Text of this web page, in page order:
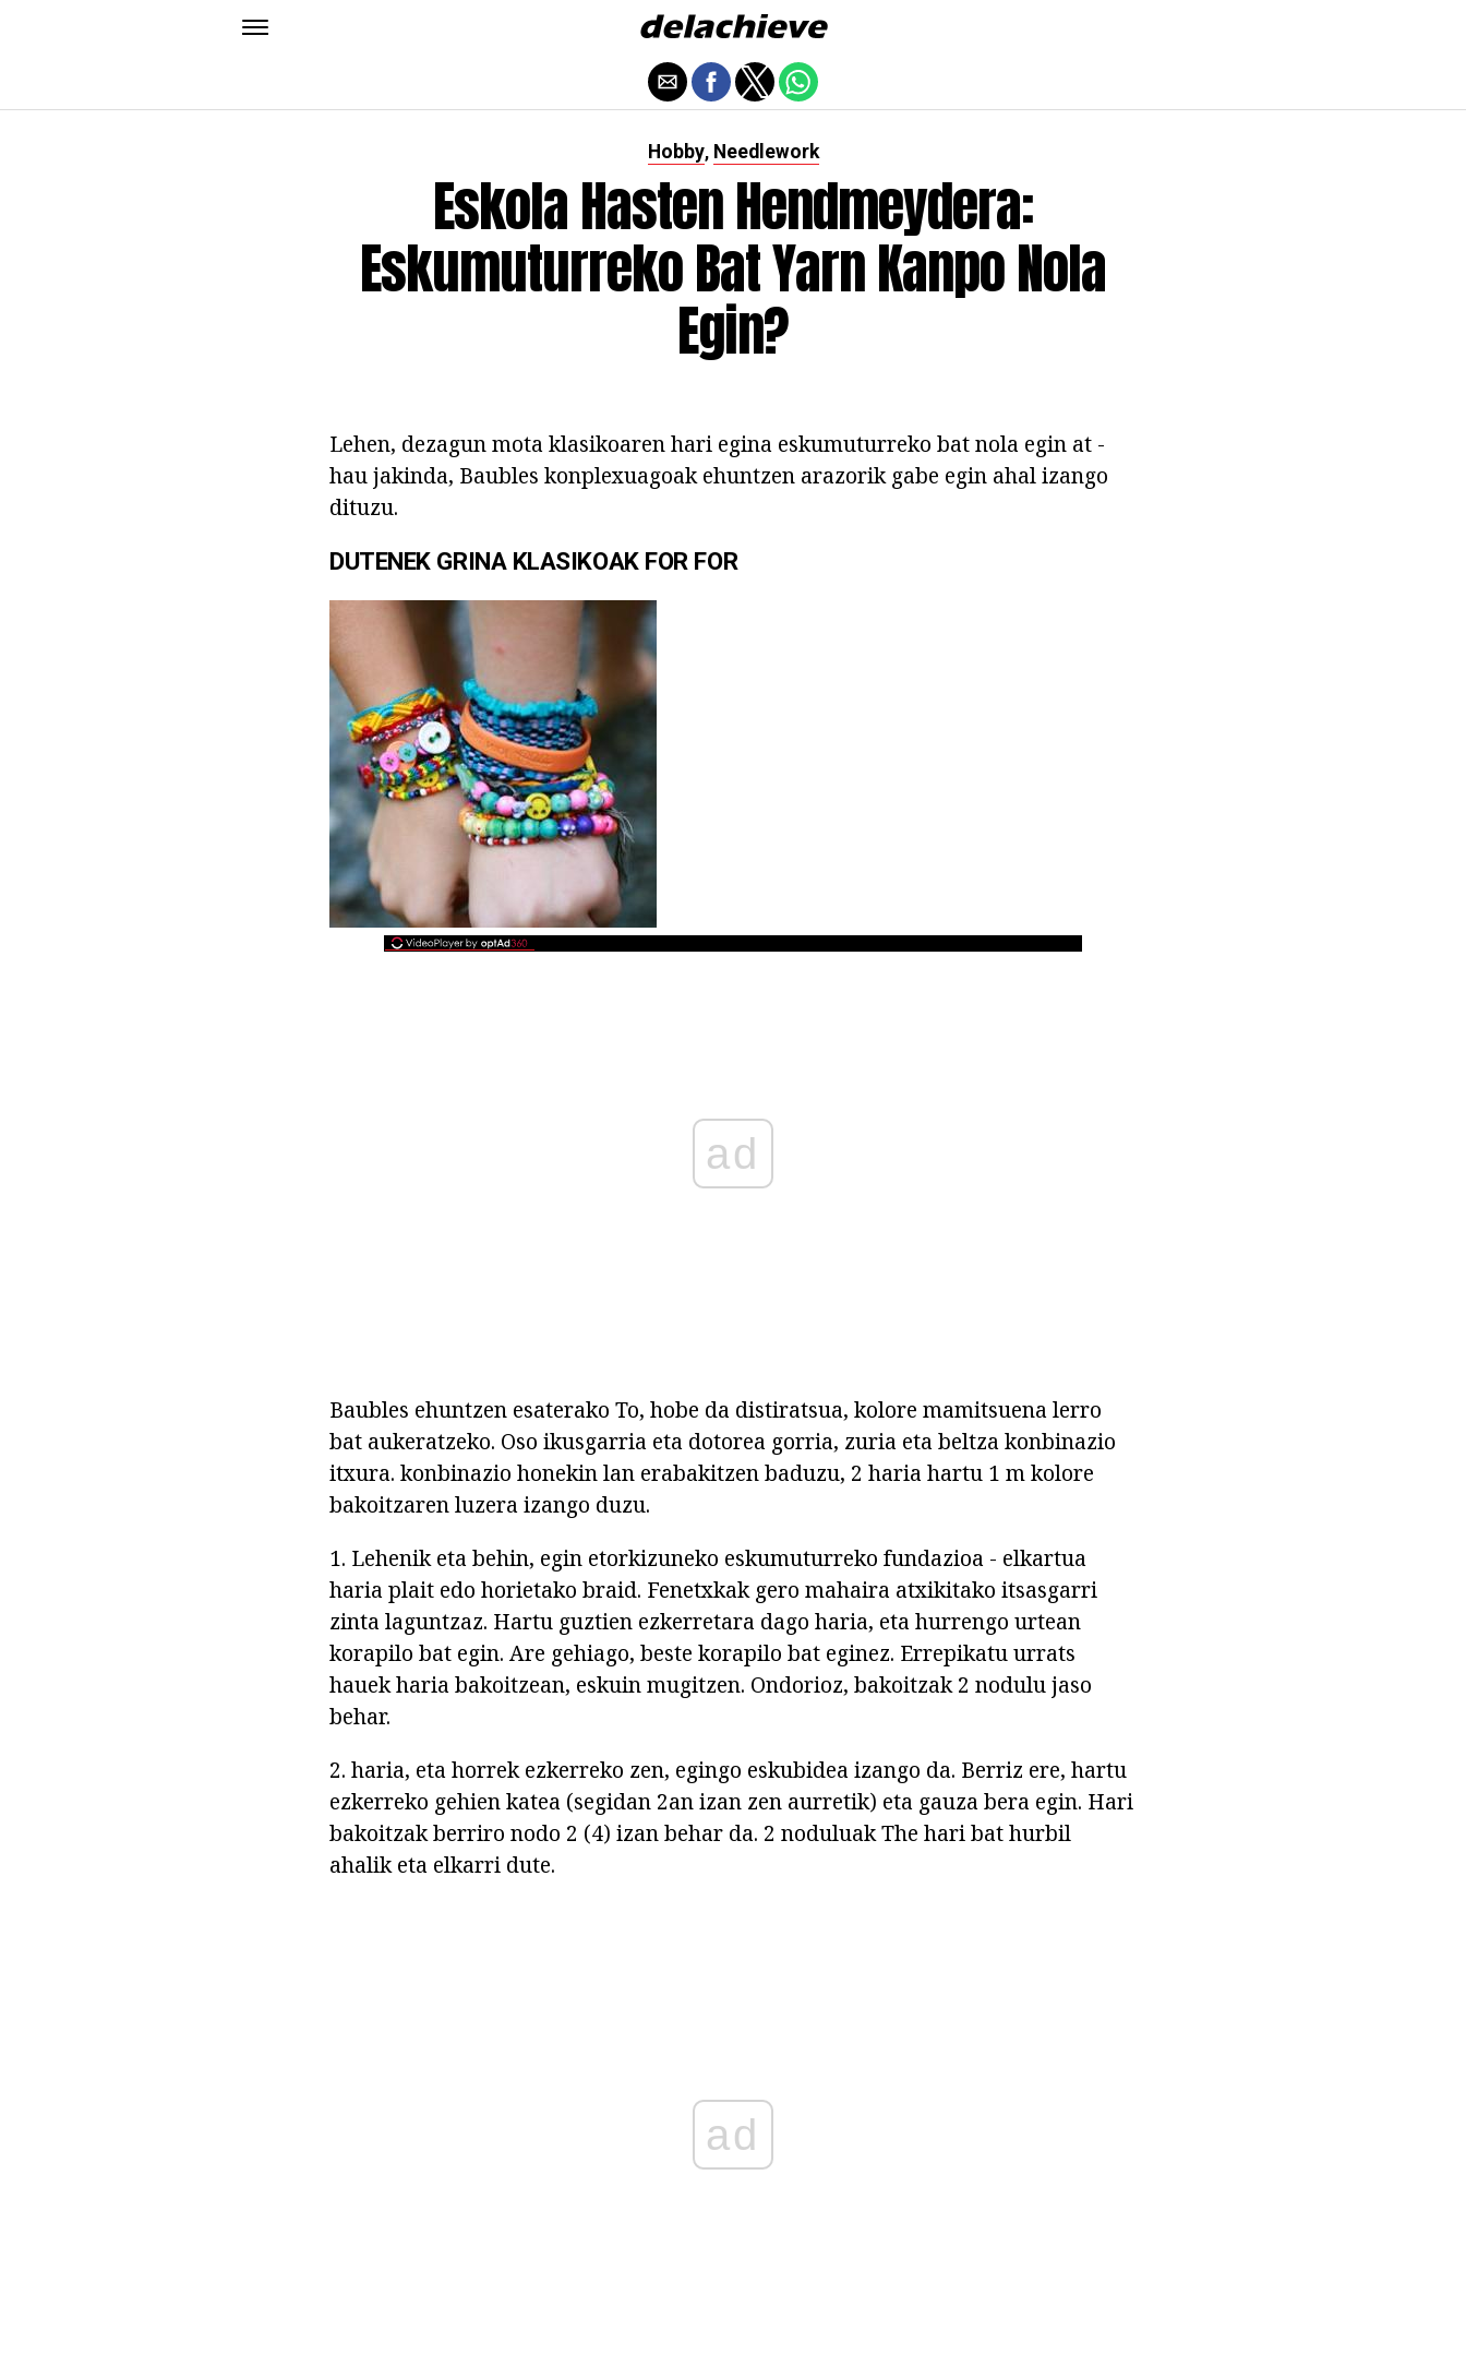
Hobby, Needlework
Eskola Hasten Hendmeydera:
Eskumuturreko Bat Yarn Kanpo Nola
Egin?
Lehen, dezagun mota klasikoaren hari egina eskumuturreko bat nola egin at -
hau jakinda, Baubles konplexuagoak ehuntzen arazorik gabe egin ahal izango
dituzu.
DUTENEK GRINA KLASIKOAK FOR FOR
ad
Baubles ehuntzen esaterako To, hobe da distiratsua, kolore mamitsuena lerro
bat aukeratzeko. Oso ikusgarria eta dotorea gorria, zuria eta beltza konbinazio
itxura. konbinazio honekin lan erabakitzen baduzu, 2 haria hartu 1 m kolore
bakoitzaren luzera izango duzu.
1. Lehenik eta behin, egin etorkizuneko eskumuturreko fundazioa - elkartua
haria plait edo horietako braid. Fenetxkak gero mahaira atxikitako itsasgarri
zinta laguntzaz. Hartu guztien ezkerretara dago haria, eta hurrengo urtean
korapilo bat egin. Are gehiago, beste korapilo bat eginez. Errepikatu urrats
hauek haria bakoitzean, eskuin mugitzen. Ondorioz, bakoitzak 2 nodulu jaso
behar.
2. haria, eta horrek ezkerreko zen, egingo eskubidea izango da. Berriz ere, hartu
ezkerreko gehien katea (segidan 2an izan zen aurretik) eta gauza bera egin. Hari
bakoitzak berriro nodo 2 (4) izan behar da. 2 noduluak The hari bat hurbil
ahalik eta elkarri dute.
ad